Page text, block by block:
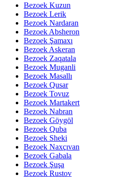
Bezoek Kuzun
Bezoek Lerik
Bezoek Nardaran
Bezoek Absheron
Bezoek Şamaxı
Bezoek Askeran
Bezoek Zaqatala
Bezoek Muganli
Bezoek Masallı
Bezoek Qusar
Bezoek Tovuz
Bezoek Martakert
Bezoek Nabran
Bezoek Göygöl
Bezoek Quba
Bezoek Sheki
Bezoek Naxçıvan
Bezoek Gabala
Bezoek Şuşa
Bezoek Rustov